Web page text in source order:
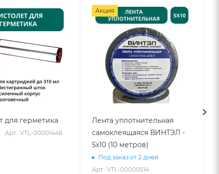
для герметика
Арт.: VTL-00001446
Акция
Лента уплотнительная
самоклеящаяся ВИНТЭЛ -
5х10 (10 метров)
Под заказ от 2 дней
Арт.: VTL-00000514